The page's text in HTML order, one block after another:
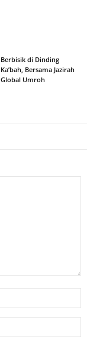
Berbisik di Dinding
Ka’bah, Bersama Jazirah
Global Umroh